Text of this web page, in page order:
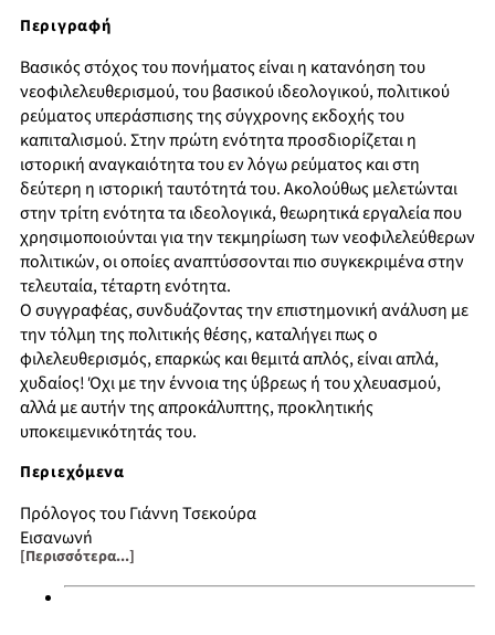
Περιγραφή
Βασικός στόχος του πονήματος είναι η κατανόηση του
νεοφιλελευθερισμού, του βασικού ιδεολογικού, πολιτικού
ρεύματος υπεράσπισης της σύγχρονης εκδοχής του
καπιταλισμού. Στην πρώτη ενότητα προσδιορίζεται η
ιστορική αναγκαιότητα του εν λόγω ρεύματος και στη
δεύτερη η ιστορική ταυτότητά του. Ακολούθως μελετώνται
στην τρίτη ενότητα τα ιδεολογικά, θεωρητικά εργαλεία που
χρησιμοποιούνται για την τεκμηρίωση των νεοφιλελεύθερων
πολιτικών, οι οποίες αναπτύσσονται πιο συγκεκριμένα στην
τελευταία, τέταρτη ενότητα.
Ο συγγραφέας, συνδυάζοντας την επιστημονική ανάλυση με
την τόλμη της πολιτικής θέσης, καταλήγει πως ο
φιλελευθερισμός, επαρκώς και θεμιτά απλός, είναι απλά,
χυδαίος! Όχι με την έννοια της ύβρεως ή του χλευασμού,
αλλά με αυτήν της απροκάλυπτης, προκλητικής
υποκειμενικότητάς του.
Περιεχόμενα
Πρόλογος του Γιάννη Τσεκούρα
Εισαγωγή
Η ιστορική αναγκαιότητα του νεοφιλελευθερισμού
Η ιστορική ταυτότητα του νεοφιλελευθερισμού
[Περισσότερα...]